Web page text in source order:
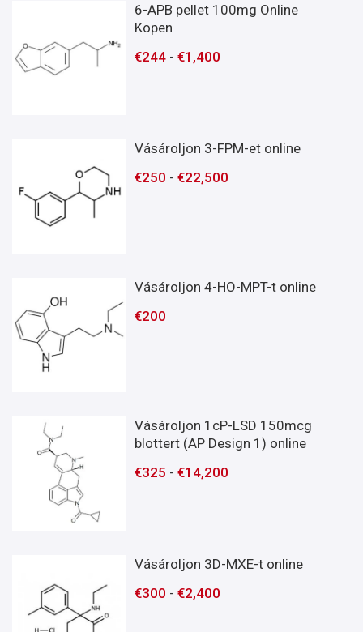
6-APB pellet 100mg Online
Kopen
€244 -€1,400
Vásároljon 3-FPM-et online
€250 -€22,500
Vásároljon 4-HO-MPT-t online
€200
Vásároljon 1cP-LSD 150mcg
blottert (AP Design 1) online
€325 -€14,200
Vásároljon 3D-MXE-t online
€300 -€2,400